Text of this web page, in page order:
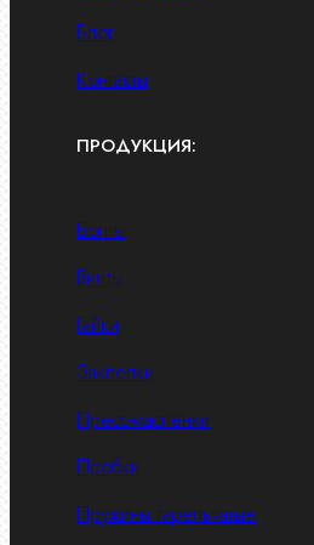
Блог
Контакты
ПРОДУКЦИЯ:
Болты
Винты
Гайки
Заклепки
Пресс-масленки
Пробки
Пружины тарельчатые